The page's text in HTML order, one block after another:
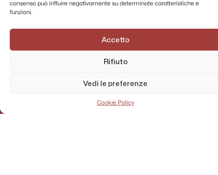
consenso può influire negativamente su determinate caratteristiche e
funzioni.
Accetto
Rifiuto
Vedi le preferenze
Cookie Policy
AMMINISTRAZIONE TRASPARENTE
CONTATTI
MAPPA DEL SITO